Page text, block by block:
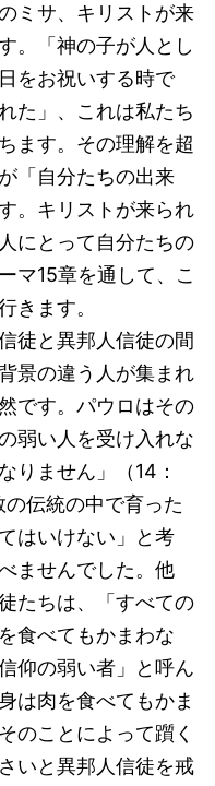
ミサ、キリストが来
。「神の子が人とし
をお祝いする時で
た」、これは私たち
ます。その理解を超
「自分たちの出来
。キリストが来られ
にとって自分たちの
マ15章を通して、こ
きます。
徒と異邦人信徒の間
景の違う人が集まれ
です。パウロはその
弱い人を受け入れな
りません」（14：
伝統の中で育った
はいけない」と考
ませんでした。他
たちは、「すべての
食べてもかまわな
仰の弱い者」と呼ん
は肉を食べてもかま
のことによって躓く
いと異邦人信徒を戒